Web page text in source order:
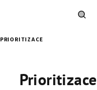
PRIORITIZACE
Prioritizace